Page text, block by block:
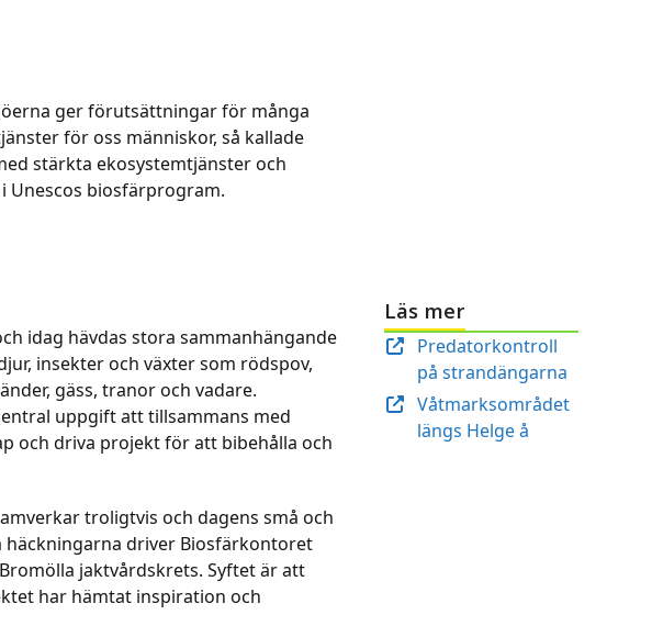
ger förutsättningar för många
för oss människor, så kallade
stärkta ekosystemtjänster och
Unescos biosfärprogram.
idag hävdas stora sammanhängande
insekter och växter som rödspov,
gäss, tranor och vadare.
uppgift att tillsammans med
och driva projekt för att bibehålla och
troligtvis och dagens små och
driver Biosfärkontoret
jaktvårdskrets. Syftet är att
har hämtat inspiration och
Läs mer
Predatorkontroll
på strandängarna
Våtmarksområdet
längs Helge å